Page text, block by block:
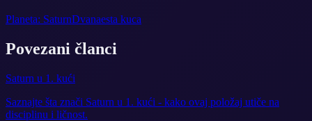
Planeta: SaturnDvanaesta kuca
Povezani članci
Saturn u 1. kući
Saznajte šta znači Saturn u 1. kući - kako ovaj položaj utiče na
disciplinu i ličnost.